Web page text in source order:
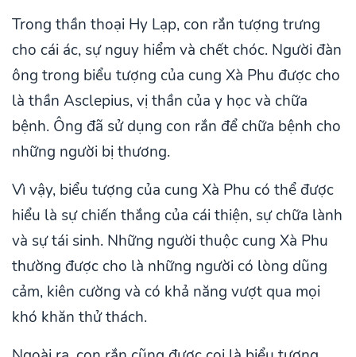
Trong thần thoại Hy Lạp, con rắn tượng trưng
cho cái ác, sự nguy hiểm và chết chóc. Người đàn
ông trong biểu tượng của cung Xà Phu được cho
là thần Asclepius, vị thần của y học và chữa
bệnh. Ông đã sử dụng con rắn để chữa bệnh cho
những người bị thương.
Vì vậy, biểu tượng của cung Xà Phu có thể được
hiểu là sự chiến thắng của cái thiện, sự chữa lành
và sự tái sinh. Những người thuộc cung Xà Phu
thường được cho là những người có lòng dũng
cảm, kiên cường và có khả năng vượt qua mọi
khó khăn thử thách.